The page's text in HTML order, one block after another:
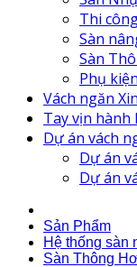
Thi
Sàn
Sàn
Phụ
Vách ngăn
Tay vịn hành
Dự án vách
Dự án
Dự án
Sản Phẩm
Hệ thống sàn
Sàn Thông